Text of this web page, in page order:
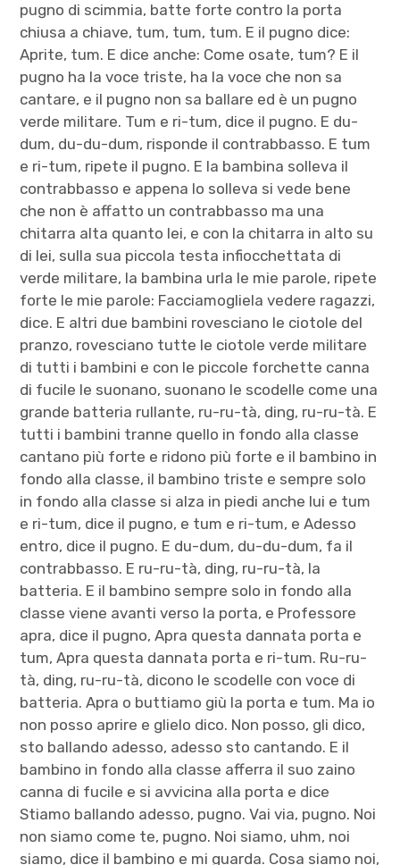
pugno di scimmia, batte forte contro la porta
chiusa a chiave, tum, tum, tum. E il pugno dice:
Aprite, tum. E dice anche: Come osate, tum? E il
pugno ha la voce triste, ha la voce che non sa
cantare, e il pugno non sa ballare ed è un pugno
verde militare. Tum e ri-tum, dice il pugno. E du-
dum, du-du-dum, risponde il contrabbasso. E tum
e ri-tum, ripete il pugno. E la bambina solleva il
contrabbasso e appena lo solleva si vede bene
che non è affatto un contrabbasso ma una
chitarra alta quanto lei, e con la chitarra in alto su
di lei, sulla sua piccola testa infiocchettata di
verde militare, la bambina urla le mie parole, ripete
forte le mie parole: Facciamogliela vedere ragazzi,
dice. E altri due bambini rovesciano le ciotole del
pranzo, rovesciano tutte le ciotole verde militare
di tutti i bambini e con le piccole forchette canna
di fucile le suonano, suonano le scodelle come una
grande batteria rullante, ru-ru-tà, ding, ru-ru-tà. E
tutti i bambini tranne quello in fondo alla classe
cantano più forte e ridono più forte e il bambino in
fondo alla classe, il bambino triste e sempre solo
in fondo alla classe si alza in piedi anche lui e tum
e ri-tum, dice il pugno, e tum e ri-tum, e Adesso
entro, dice il pugno. E du-dum, du-du-dum, fa il
contrabbasso. E ru-ru-tà, ding, ru-ru-tà, la
batteria. E il bambino sempre solo in fondo alla
classe viene avanti verso la porta, e Professore
apra, dice il pugno, Apra questa dannata porta e
tum, Apra questa dannata porta e ri-tum. Ru-ru-
tà, ding, ru-ru-tà, dicono le scodelle con voce di
batteria. Apra o buttiamo giù la porta e tum. Ma io
non posso aprire e glielo dico. Non posso, gli dico,
sto ballando adesso, adesso sto cantando. E il
bambino in fondo alla classe afferra il suo zaino
canna di fucile e si avvicina alla porta e dice
Stiamo ballando adesso, pugno. Vai via, pugno. Noi
non siamo come te, pugno. Noi siamo, uhm, noi
siamo, dice il bambino e mi guarda. Cosa siamo noi,